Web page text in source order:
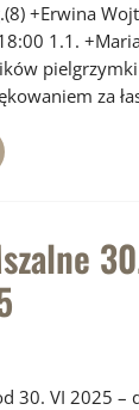
+Erwina
1.1.
za
30. VI 2025 –